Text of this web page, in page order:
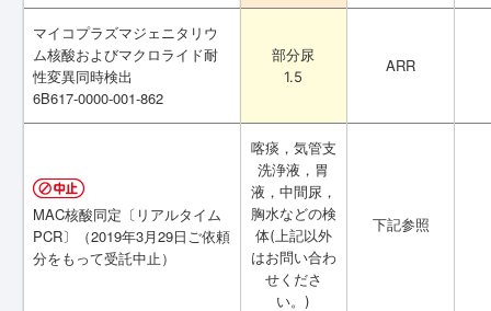
マイコプラズマジェニタリウ
ム核酸およびマクロライド耐
性変異同時検出
6B617-0000-001-862
部分尿
1.5
ARR
MAC核酸同定〔リアルタイム
PCR〕（2019年3月29日ご依頼
分をもって受託中止）
喀痰，気管支
洗浄液，胃
液，中間尿，
胸水などの検
体(上記以外
はお問い合わ
せくださ
い。)
下記参照
マイコプラズマジェニタリウ
ム核酸およびマクロライド耐
性変異同時検出
6B617-0000-001-862
部分尿
1.5
ARR
MAC核酸同定〔リアルタイム
PCR〕（2019年3月29日ご依頼
分をもって受託中止）
喀痰，気管支
洗浄液，胃
液，中間尿，
胸水などの検
体(上記以外
はお問い合わ
せくださ
い。)
下記参照